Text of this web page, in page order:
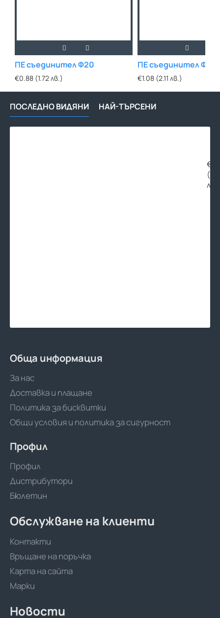
ПЕ съединител Ф20
€0.88 (1.72 лв.)
ПЕ съединител Ф25
€1.08 (2.11 лв.)
ПОСЛЕДНО ВИДЯНИ НАЙ-ТЪРСЕНИ
лв.)
Обща информация
За нас
Доставка и плащане
Политика за бисквитки
Общи условия и политика за сигурност
Профил
Профил
Дистрибутори
Бюлетин
Обслужване на клиенти
Контакти
Връщане на поръчка
Карта на сайта
Марки
Новости